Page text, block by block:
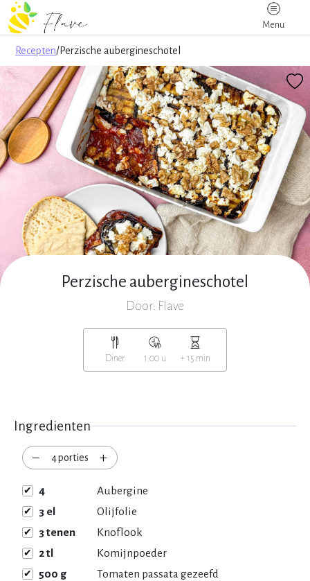
Menu
Recepten/Perzische aubergineschotel
Perzische aubergineschotel
Door: Flave
Diner 1:00 u + 15 min
Ingredienten
− 4porties +
4
Aubergine
3 el
Olijfolie
3tenen
Knoflook
2tl
Komijnpoeder
500 g
Tomaten passata gezeefd